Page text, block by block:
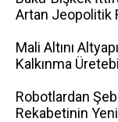
Artan Jeopolitik
Mali Altını
Kalkınma
Robotlardan
Rekabetinin